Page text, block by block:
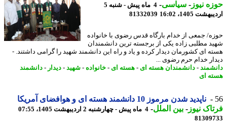
نیوز-سیاسی-
4 ماه پیش - شنبه 5
1405، 16:02
81332039
جمعی از خدام بارگاه قدس رضوی با خانواده
مطلبی زاده یکی از برجسته ترین دانشمندان
ای کشورمان دیدار کرده و یاد و راه این دانشمند شهید را گرامی داشتند. -
خدام حرم رضوی ...
-دانشمندان هسته ای- هسته ای- خانواده- شهید-دیدار-دانشمند
ای
ناپدید شدن مرموز 10 دانشمند هسته ای و هوافضای آمریکا
نیوز-بین الملل-4 ماه پیش - چهارشنبه 2 اردیبهشت 1405، 07:55